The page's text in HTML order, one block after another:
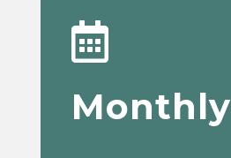

Monthly